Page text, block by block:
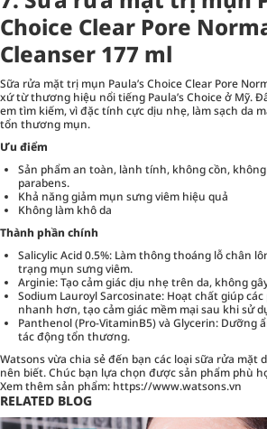
Choice Clear Pore
Cleanser 177 ml
Sữa rửa mặt trị mụn Paula’s Choice Clear Pore
xứ từ thương hiệu nổi tiếng Paula’s Choice ở Mỹ.
em tìm kiếm, vì đặc tính cực dịu nhẹ, làm sạch da
tổn thương mụn.
Ưu điểm
Sản phẩm an toàn, lành tính, không cồn,
parabens.
Khả năng giảm mụn sưng viêm hiệu quả
Không làm khô da
Thành phần chính
Salicylic Acid 0.5%: Làm thông thoáng lỗ chân
trạng mụn sưng viêm.
Arginie: Tạo cảm giác dịu nhẹ trên da, không
Sodium Lauroyl Sarcosinate: Hoạt chất giúp
nhanh hơn, tạo cảm giác mềm mại sau khi sử
Panthenol (Pro-VitaminB5) và Glycerin: Dưỡng
tác động tổn thương.
Watsons vừa chia sẻ đến bạn các loại sữa rửa mặt
nên biết. Chúc bạn lựa chọn được sản phẩm phù
Xem thêm sản phẩm: https://www.watsons.vn
RELATED BLOG